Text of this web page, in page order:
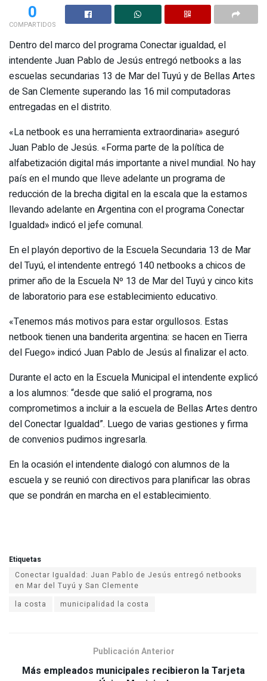
0
COMPARTIDOS
Dentro del marco del programa Conectar igualdad, el
intendente Juan Pablo de Jesús entregó netbooks a las
escuelas secundarias 13 de Mar del Tuyú y de Bellas Artes
de San Clemente superando las 16 mil computadoras
entregadas en el distrito.
«La netbook es una herramienta extraordinaria» aseguró
Juan Pablo de Jesús. «Forma parte de la política de
alfabetización digital más importante a nivel mundial. No hay
país en el mundo que lleve adelante un programa de
reducción de la brecha digital en la escala que la estamos
llevando adelante en Argentina con el programa Conectar
Igualdad» indicó el jefe comunal.
En el playón deportivo de la Escuela Secundaria 13 de Mar
del Tuyú, el intendente entregó 140 netbooks a chicos de
primer año de la Escuela Nº 13 de Mar del Tuyú y cinco kits
de laboratorio para ese establecimiento educativo.
«Tenemos más motivos para estar orgullosos. Estas
netbook tienen una banderita argentina: se hacen en Tierra
del Fuego» indicó Juan Pablo de Jesús al finalizar el acto.
Durante el acto en la Escuela Municipal el intendente explicó
a los alumnos: “desde que salió el programa, nos
comprometimos a incluir a la escuela de Bellas Artes dentro
del Conectar Igualdad”. Luego de varias gestiones y firma
de convenios pudimos ingresarla.
En la ocasión el intendente dialogó con alumnos de la
escuela y se reunió con directivos para planificar las obras
que se pondrán en marcha en el establecimiento.
Etiquetas
Conectar Igualdad: Juan Pablo de Jesús entregó netbooks
la costa
municipalidad la costa
Publicación Anterior
Más empleados municipales recibieron la Tarjeta